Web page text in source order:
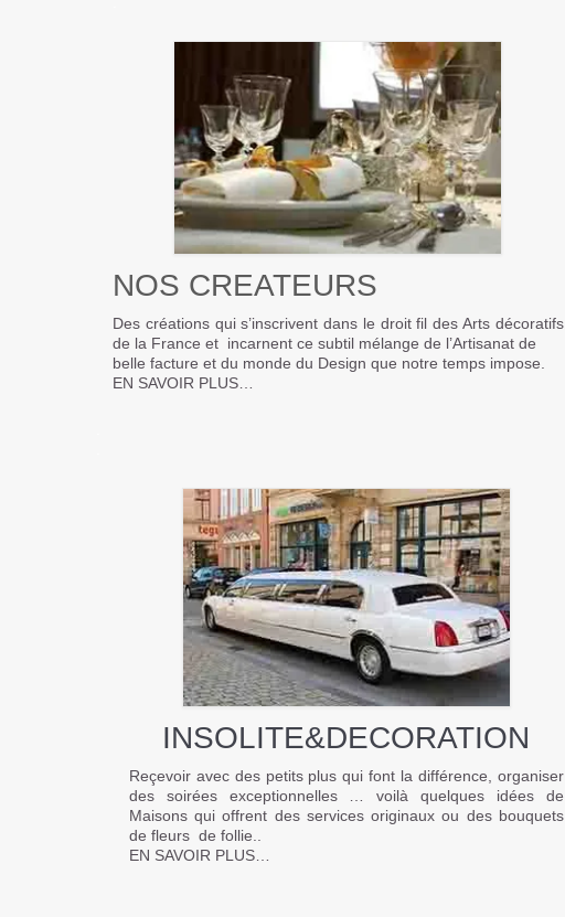
NOS CREATEURS
Des créations qui s’inscrivent dans le droit fil des Arts décoratifs
de la France et incarnent ce subtil mélange de l’Artisanat de
belle facture et du monde du Design que notre temps impose.
EN SAVOIR PLUS…
INSOLITE&DECORATION
Reçevoir avec des petits plus qui font la différence, organiser
des soirées exceptionnelles … voilà quelques idées de
Maisons qui offrent des services originaux ou des bouquets
de fleurs de follie..
EN SAVOIR PLUS…